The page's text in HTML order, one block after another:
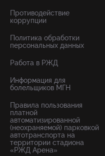
Противодействие
коррупции
Политика обработки
персональных данных
Работа в РЖД
Информация для
болельщиков МГН
Правила пользования
платной
автоматизированной
(неохраняемой) парковкой
автотранспорта на
территории стадиона
«РЖД Арена»